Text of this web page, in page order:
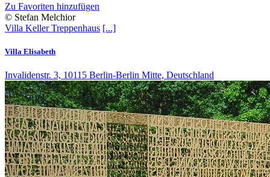
Zu Favoriten hinzufügen
© Stefan Melchior
Villa Keller Treppenhaus [...]
Villa Elisabeth
Invalidenstr. 3, 10115 Berlin-Berlin Mitte, Deutschland